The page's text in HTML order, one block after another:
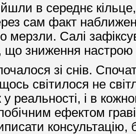
в середнє
сам факт
Салі
що зниження
зі снів.
світилося не
реальності, і в
ефектом
консультацію,